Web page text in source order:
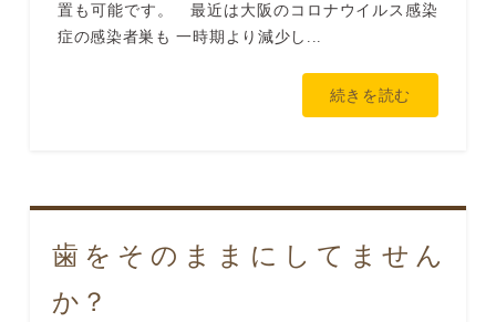
置も可能です。 最近は大阪のコロナウイルス感染
症の感染者巣も 一時期より減少し...
続きを読む
歯をそのままにしてません
か？